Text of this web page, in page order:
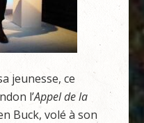
jeunesse, ce
l’Appel de la
Buck, volé à son